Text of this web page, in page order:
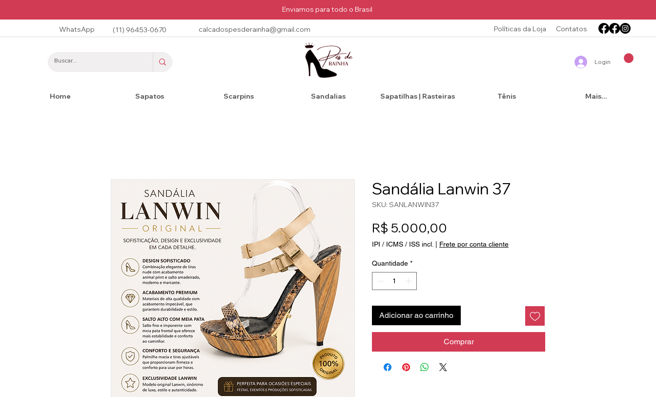
Enviamos para todo o Brasil
WhatsApp (11) 96453-0670 calcadospesderainha@gmail.com Políticas da Loja Contatos
Login
Home Sapatos Scarpins Sandalias Sapatilhas | Rasteiras Tênis Mais...
Sandália Lanwin 37
SKU: SANLANWIN37
R$ 5.000,00
IPI / ICMS / ISS incl. Frete por conta cliente
Quantidade *
Adicionar ao carrinho
Comprar